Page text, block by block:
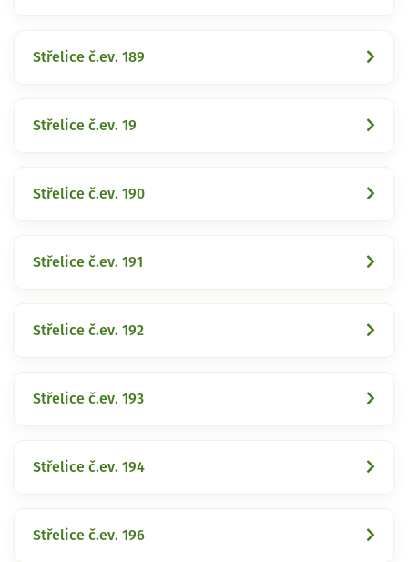
Střelice č.ev. 189
Střelice č.ev. 19
Střelice č.ev. 190
Střelice č.ev. 191
Střelice č.ev. 192
Střelice č.ev. 193
Střelice č.ev. 194
Střelice č.ev. 196